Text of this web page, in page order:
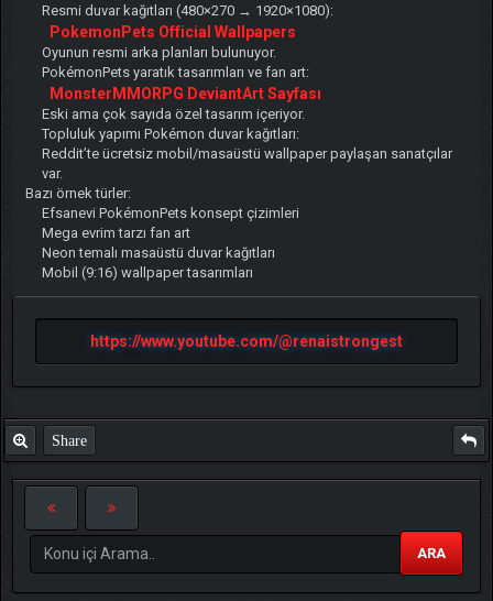
Resmi duvar kağıtları (480×270 → 1920×1080):
PokemonPets Official Wallpapers
Oyunun resmi arka planları bulunuyor.
PokémonPets yaratık tasarımları ve fan art:
MonsterMMORPG DeviantArt Sayfası
Eski ama çok sayıda özel tasarım içeriyor.
Topluluk yapımı Pokémon duvar kağıtları:
Reddit’te ücretsiz mobil/masaüstü wallpaper paylaşan sanatçılar
var.
Bazı örnek türler:
Efsanevi PokémonPets konsept çizimleri
Mega evrim tarzı fan art
Neon temalı masaüstü duvar kağıtları
Mobil (9:16) wallpaper tasarımları
https://www.youtube.com/@renaistrongest
Share
ARA